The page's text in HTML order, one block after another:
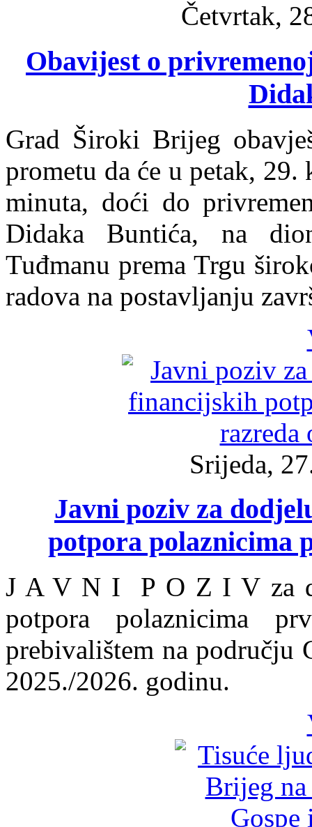
Četvrtak,
Obavijest o
Grad Široki Brijeg
prometu da će u petak,
minuta, doći do
Didaka Buntića, na
Tuđmanu prema Trgu
radova na postavljanju
Srijeda,
Javni poziv za
potpora polaznicima
J A V N I P O Z I V za
potpora polaznicima
prebivalištem na području
2025./2026. godinu.